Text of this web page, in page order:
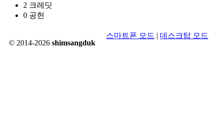
2 크레딧
0 공헌
© 2014-2026 shimsangduk
스마트폰 모드 | 데스크탑 모드